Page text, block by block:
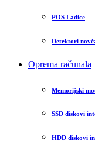
POS Ladice
Detektori
Oprema računala
Memorijski
SSD diskovi
HDD diskovi